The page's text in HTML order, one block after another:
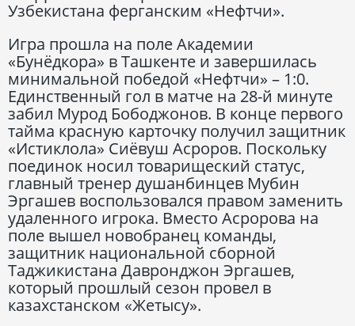
Узбекистана ферганским «Нефтчи».
Игра прошла на поле Академии
«Бунёдкора» в Ташкенте и завершилась
минимальной победой «Нефтчи» – 1:0.
Единственный гол в матче на 28-й минуте
забил Мурод Бободжонов. В конце первого
тайма красную карточку получил защитник
«Истиклола» Сиёвуш Асроров. Поскольку
поединок носил товарищеский статус,
главный тренер душанбинцев Мубин
Эргашев воспользовался правом заменить
удаленного игрока. Вместо Асророва на
поле вышел новобранец команды,
защитник национальной сборной
Таджикистана Давронджон Эргашев,
который прошлый сезон провел в
казахстанском «Жетысу».